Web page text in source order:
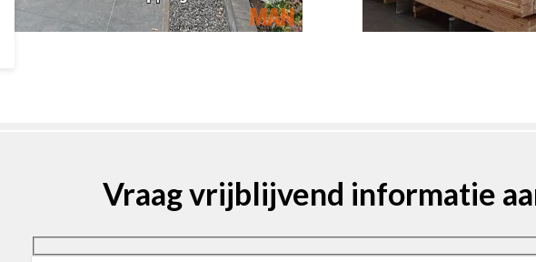
Vraag vrijblijvend informatie